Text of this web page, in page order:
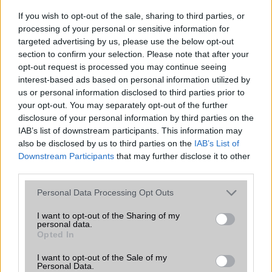
If you wish to opt-out of the sale, sharing to third parties, or
processing of your personal or sensitive information for
targeted advertising by us, please use the below opt-out
section to confirm your selection. Please note that after your
opt-out request is processed you may continue seeing
interest-based ads based on personal information utilized by
us or personal information disclosed to third parties prior to
your opt-out. You may separately opt-out of the further
disclosure of your personal information by third parties on the
IAB’s list of downstream participants. This information may
also be disclosed by us to third parties on the IAB’s List of
Downstream Participants that may further disclose it to other
Please note that this website/app uses one or more Google
not limited to your visit or usage behaviour. You may click to
grant or deny consent to Google and its third-party tags to
use your data for below specified purposes in below Google
consent section.
Personal Data Processing Opt Outs
I want to opt-out of the Sharing of my
personal data.
Opted In
I want to opt-out of the Sale of my
Personal Data.
találgatások továbbra is beárnyékolják a rajtot.
Az Android rejtett automatizmusai: hat
funkció, amely észrevétlenül könnyíti
meg a mindennapokat
2026.06.14 | Android Police
Sok felhasználó külön alkalmazásokra esküszik, pedig az
Android már évek óta olyan intelligens funkciókat kínál,
amelyek maguktól dolgoznak a háttérben.
Ez a rejtett Samsung funkció teljesen
megváltoztatja a mobilhasználatot –
sokan mégsem tudnak róla
2026.07.12| Android Central
jelentősen felgyorsítja a mindennapi használatot,
miközben a Pixel telefonokból továbbra is hiányzik.